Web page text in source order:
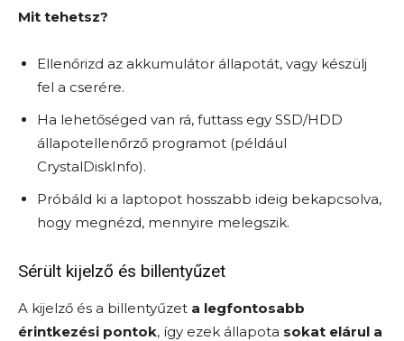
Mit tehetsz?
Ellenőrizd az akkumulátor állapotát, vagy készülj
fel a cserére.
Ha lehetőséged van rá, futtass egy SSD/HDD
állapotellenőrző programot (például
CrystalDiskInfo).
Próbáld ki a laptopot hosszabb ideig bekapcsolva,
hogy megnézd, mennyire melegszik.
Sérült kijelző és billentyűzet
A kijelző és a billentyűzet a legfontosabb
érintkezési pontok, így ezek állapota sokat elárul a